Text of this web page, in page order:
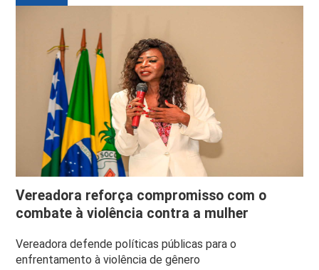
Vereadora reforça compromisso com o
combate à violência contra a mulher
Vereadora defende políticas públicas para o
enfrentamento à violência de gênero